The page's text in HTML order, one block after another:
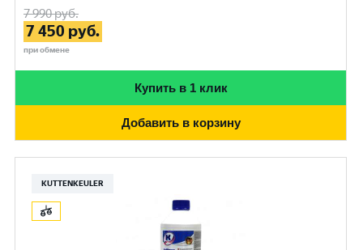
7 990руб.
7 450 руб.
при обмене
Купить в 1 клик
Добавить в корзину
KUTTENKEULER